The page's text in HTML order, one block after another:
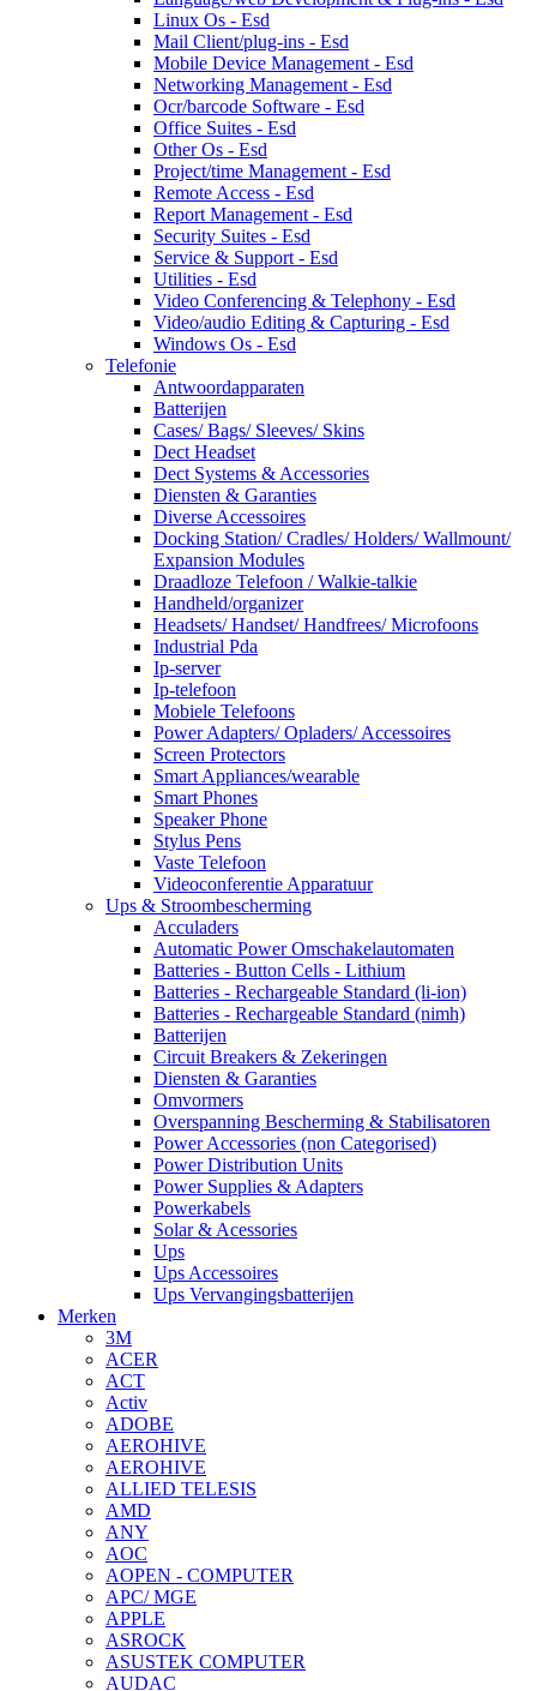
Linux Os - Esd
Mail Client/plug-ins - Esd
Mobile Device Management - Esd
Networking Management - Esd
Ocr/barcode Software - Esd
Office Suites - Esd
Other Os - Esd
Project/time Management - Esd
Remote Access - Esd
Report Management - Esd
Security Suites - Esd
Service & Support - Esd
Utilities - Esd
Video Conferencing & Telephony - Esd
Video/audio Editing & Capturing - Esd
Windows Os - Esd
Telefonie
Antwoordapparaten
Batterijen
Cases/ Bags/ Sleeves/ Skins
Dect Headset
Dect Systems & Accessories
Diensten & Garanties
Diverse Accessoires
Docking Station/ Cradles/ Holders/ Wallmount/
Expansion Modules
Draadloze Telefoon / Walkie-talkie
Handheld/organizer
Headsets/ Handset/ Handfrees/ Microfoons
Industrial Pda
Ip-server
Ip-telefoon
Mobiele Telefoons
Power Adapters/ Opladers/ Accessoires
Screen Protectors
Smart Appliances/wearable
Smart Phones
Speaker Phone
Stylus Pens
Vaste Telefoon
Videoconferentie Apparatuur
Ups & Stroombescherming
Acculaders
Automatic Power Omschakelautomaten
Batteries - Button Cells - Lithium
Batteries - Rechargeable Standard (li-ion)
Batteries - Rechargeable Standard (nimh)
Batterijen
Circuit Breakers & Zekeringen
Diensten & Garanties
Omvormers
Overspanning Bescherming & Stabilisatoren
Power Accessories (non Categorised)
Power Distribution Units
Power Supplies & Adapters
Powerkabels
Solar & Acessories
Ups
Ups Accessoires
Ups Vervangingsbatterijen
Merken
3M
ACER
ACT
Activ
ADOBE
AEROHIVE
AEROHIVE
ALLIED TELESIS
AMD
ANY
AOC
AOPEN - COMPUTER
APC/ MGE
APPLE
ASROCK
ASUSTEK COMPUTER
AUDAC